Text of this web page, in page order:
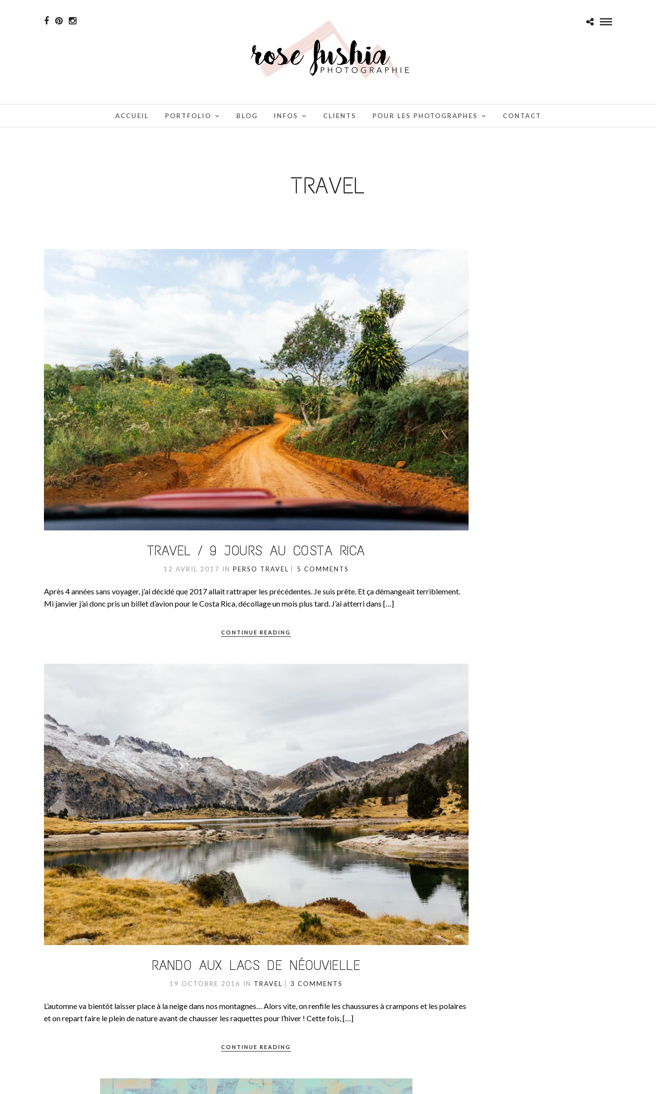
ACCUEIL PORTFOLIO BLOG INFOS CLIENTS POUR LES PHOTOGRAPHES CONTACT
TRAVEL
TRAVEL / 9 JOURS AU COSTA RICA
12 AVRIL 2017 IN PERSO TRAVEL 5 COMMENTS
Après 4 années sans voyager, j’ai décidé que 2017 allait rattraper les précédentes. Je suis prête. Et ça démangeait terriblement.
Mi janvier j’ai donc pris un billet d’avion pour le Costa Rica, décollage un mois plus tard. J’ai atterri dans […]
CONTINUE READING
RANDO AUX LACS DE NÉOUVIELLE
19 OCTOBRE 2016 IN TRAVEL 3 COMMENTS
L’automne va bientôt laisser place à la neige dans nos montagnes… Alors vite, on renfile les chaussures à crampons et les polaires
et on repart faire le plein de nature avant de chausser les raquettes pour l’hiver ! Cette fois, […]
CONTINUE READING